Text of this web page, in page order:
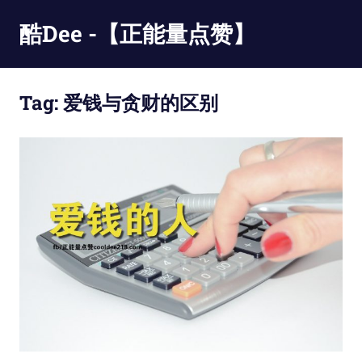
content
酷Dee -【正能量点赞】
最
Tag:爱钱与贪财的区别